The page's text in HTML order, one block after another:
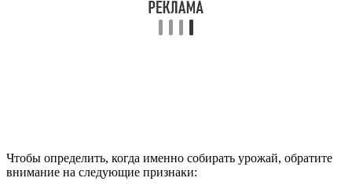
Чтобы определить, когда именно собирать урожай, обратите
внимание на следующие признаки: